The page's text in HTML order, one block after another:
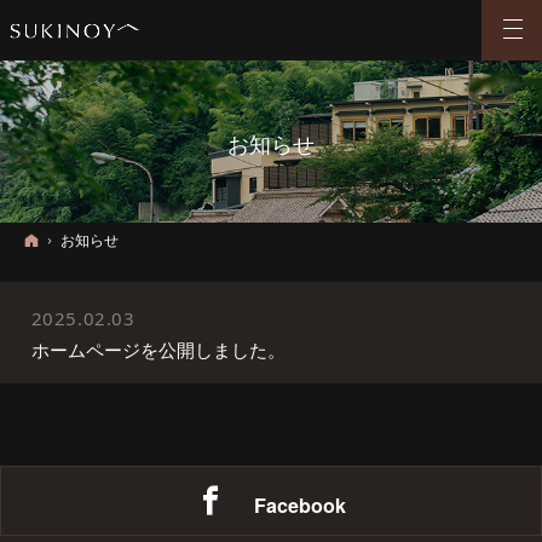
お知らせ
ホーム
お知らせ
2025.02.03
ホームページを公開しました。
Facebook